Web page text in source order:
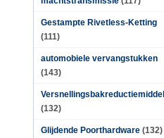
Gestampte Rivetless-Ketting
(111)
automobiele vervangstukken
(143)
Versnellingsbakreductiemiddel
(132)
Glijdende Poorthardware (132)